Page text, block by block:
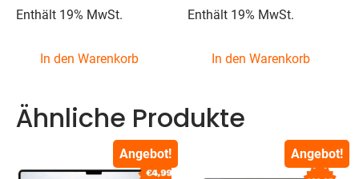
4.62
von 5
Enthält 19% MwSt.
In den Warenkorb
4.81
von 5
Enthält 19% MwSt.
In den Warenkorb
Ähnliche Produkte
Angebot! Angebot!